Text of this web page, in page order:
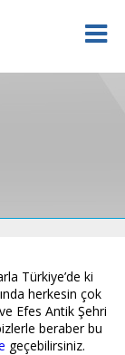
Türkiye’de ki
herkesin çok
Efes Antik Şehri
beraber bu
geçebilirsiniz.